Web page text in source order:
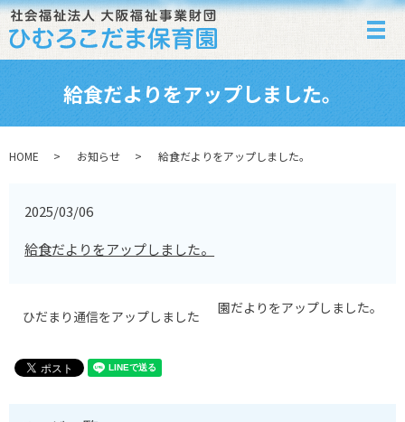
メ
給食だよりをアップしました。
HOME お知らせ 給食だよりをアップしました。
2025/03/06
給食だよりをアップしました。
ひだまり通信をアップしました 園だよりをアップしました。